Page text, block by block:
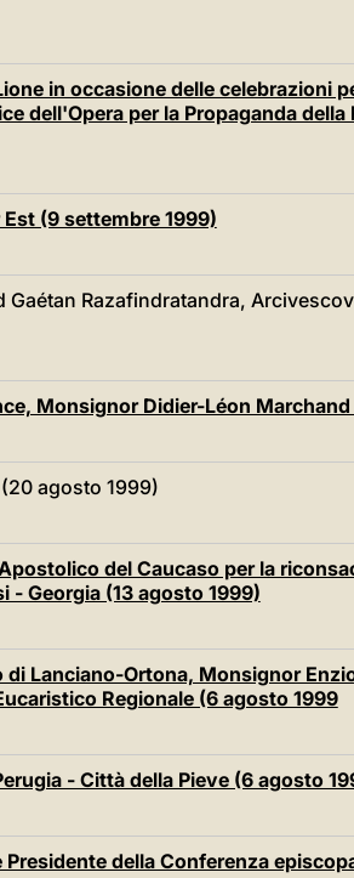
in occasione delle celebrazioni
dell'Opera per la Propaganda della
(9 settembre 1999)
Gaétan Razafindratandra,
Monsignor Didier-Léon
agosto 1999)
del Caucaso per la
- Georgia (13 agosto 1999)
Lanciano-Ortona, Monsignor
Regionale (6 agosto 1999
- Città della Pieve (6 agosto
della Conferenza